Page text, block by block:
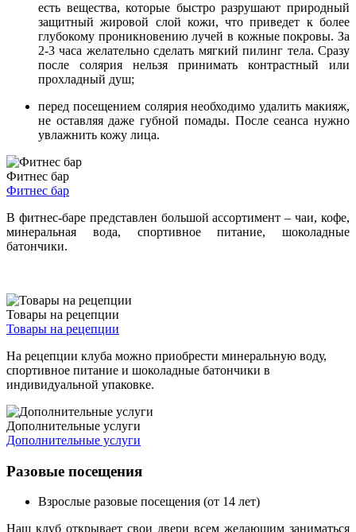
есть вещества, которые быстро разрушают природный
защитный жировой слой кожи, что приведет к более
глубокому проникновению лучей в кожные покровы. За
2-3 часа желательно сделать мягкий пилинг тела. Сразу
после солярия нельзя принимать контрастный или
прохладный душ;
перед посещением солярия необходимо удалить макияж,
не оставляя даже губной помады. После сеанса нужно
увлажнить кожу лица.
Фитнес бар
Фитнес бар
В фитнес-баре представлен большой ассортимент – чаи, кофе,
минеральная вода, спортивное питание, шоколадные
батончики.
Товары на рецепции
Товары на рецепции
На рецепции клуба можно приобрести минеральную воду,
спортивное питание и шоколадные батончики в
индивидуальной упаковке.
Дополнительные услуги
Дополнительные услуги
Разовые посещения
Взрослые разовые посещения (от 14 лет)
Наш клуб открывает свои двери всем желающим заниматься